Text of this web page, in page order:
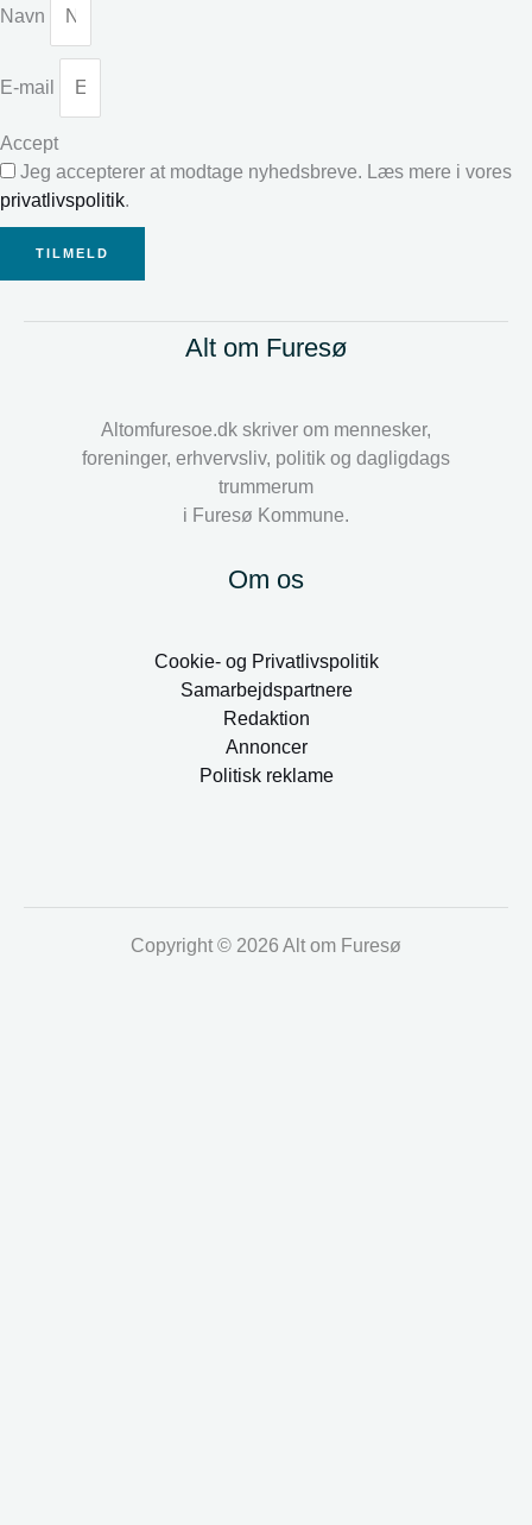
Navn
E-mail
Accept
Jeg accepterer at modtage nyhedsbreve. Læs mere i vores
privatlivspolitik.
TILMELD
Alt om Furesø
Altomfuresoe.dk skriver om mennesker,
foreninger, erhvervsliv, politik og dagligdags
trummerum
i Furesø Kommune.
Om os
Cookie- og Privatlivspolitik
Samarbejdspartnere
Redaktion
Annoncer
Politisk reklame
Copyright © 2026 Alt om Furesø